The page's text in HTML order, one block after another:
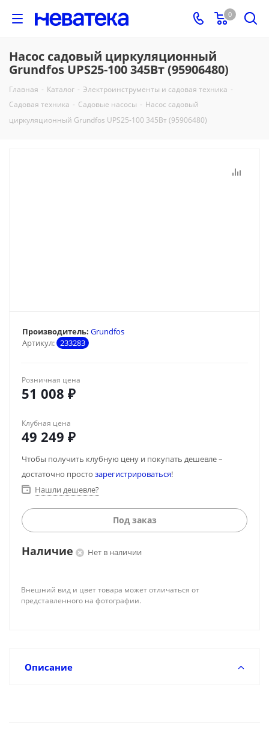
0
Насос садовый циркуляционный
Grundfos UPS25-100 345Вт (95906480)
Главная - Каталог - Электроинструменты и садовая техника -
Садовая техника - Садовые насосы - Насос садовый
циркуляционный Grundfos UPS25-100 345Вт (95906480)
Артикул: 233283
Производитель: Grundfos
Розничная цена
51 008 ₽
Клубная цена
49 249 ₽
Чтобы получить клубную цену и покупать дешевле –
достаточно просто зарегистрироваться!
Нашли дешевле?
Под заказ
Наличие Нет в наличии
Внешний вид и цвет товара может отличаться от
представленного на фотографии.
Описание